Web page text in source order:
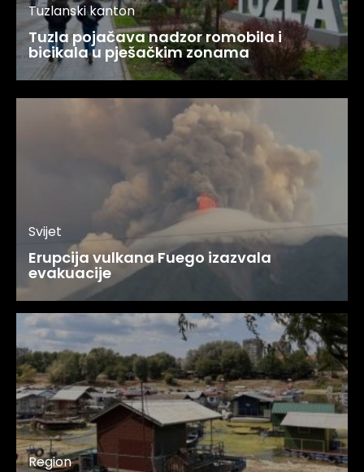
Tuzlanski kanton
Tuzla pojačava nadzor romobila i
bicikala u pješačkim zonama
Svijet
Erupcija vulkana Fuego izazvala
evakuacije
Region